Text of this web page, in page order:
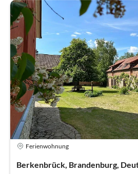
Ferienwohnung
Berkenbrück, Brandenburg,